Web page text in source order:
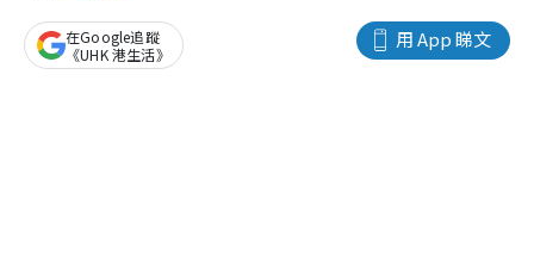
用 App 睇文
在Google追蹤
《UHK 港生活》